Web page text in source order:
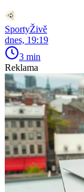
SportyŽivě
dnes, 19:19
3 min
Reklama